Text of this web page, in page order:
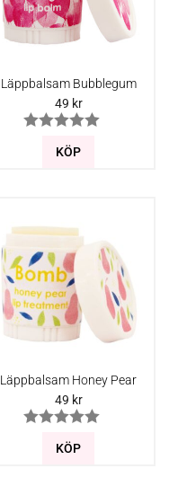
Läppbalsam Bubblegum
49 kr
KÖP
Läppbalsam Honey Pear
49 kr
KÖP